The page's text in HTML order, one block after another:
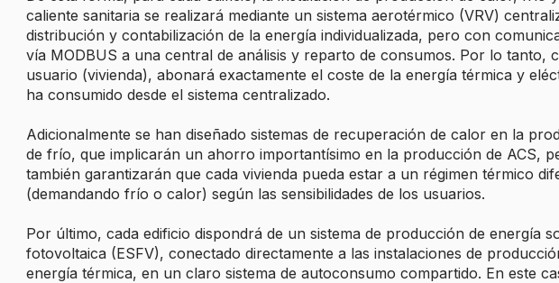
caliente sanitaria se realizará mediante un sistema aerotérmico (VRV)
distribución y contabilización de la energía individualizada, pero con
vía MODBUS a una central de análisis y reparto de consumos. Por lo tanto,
usuario (vivienda), abonará exactamente el coste de la energía térmica y
ha consumido desde el sistema centralizado.
Adicionalmente se han diseñado sistemas de recuperación de calor en la
de frío, que implicarán un ahorro importantísimo en la producción de ACS,
también garantizarán que cada vivienda pueda estar a un régimen térmico
(demandando frío o calor) según las sensibilidades de los usuarios.
Por último, cada edificio dispondrá de un sistema de producción de energía
fotovoltaica (ESFV), conectado directamente a las instalaciones de
energía térmica, en un claro sistema de autoconsumo compartido. En este